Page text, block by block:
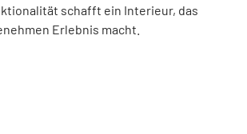
schafft ein Interieur, das
Erlebnis macht.